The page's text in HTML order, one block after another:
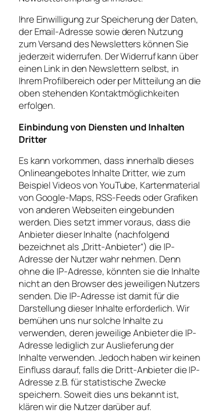
Ihre Einwilligung zur Speicherung der Daten,
der Email-Adresse sowie deren Nutzung
zum Versand des Newsletters können Sie
jederzeit widerrufen. Der Widerruf kann über
einen Link in den Newslettern selbst, in
Ihrem Profilbereich oder per Mitteilung an die
oben stehenden Kontaktmöglichkeiten
erfolgen.
Einbindung von Diensten und Inhalten
Dritter
Es kann vorkommen, dass innerhalb dieses
Onlineangebotes Inhalte Dritter, wie zum
Beispiel Videos von YouTube, Kartenmaterial
von Google-Maps, RSS-Feeds oder Grafiken
von anderen Webseiten eingebunden
werden. Dies setzt immer voraus, dass die
Anbieter dieser Inhalte (nachfolgend
bezeichnet als „Dritt-Anbieter“) die IP-
Adresse der Nutzer wahr nehmen. Denn
ohne die IP-Adresse, könnten sie die Inhalte
nicht an den Browser des jeweiligen Nutzers
senden. Die IP-Adresse ist damit für die
Darstellung dieser Inhalte erforderlich. Wir
bemühen uns nur solche Inhalte zu
verwenden, deren jeweilige Anbieter die IP-
Adresse lediglich zur Auslieferung der
Inhalte verwenden. Jedoch haben wir keinen
Einfluss darauf, falls die Dritt-Anbieter die IP-
Adresse z.B. für statistische Zwecke
speichern. Soweit dies uns bekannt ist,
klären wir die Nutzer darüber auf.